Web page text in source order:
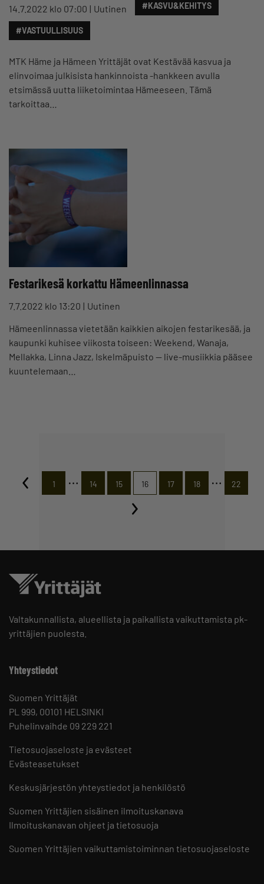
14.7.2022 klo 07:00 Uutinen #KASVU&KEHITYS
#VASTUULLISUUS
MTK Häme ja Hämeen Yrittäjät ovat Kestävää kasvua ja
elinvoimaa julkisista hankinnoista -hankkeen avulla
etsimässä uutta liiketoimintaa Hämeeseen. Tämä
tarkoittaa…
Festarikesä korkattu Hämeenlinnassa
7.7.2022 klo 13:20
Uutinen
Hämeenlinnassa vietetään kaikkien aikojen festarikesää, ja
kaupunki kuhisee viikosta toiseen: Weekend, Wanaja,
Mellakka, Linna Jazz, Iskelmäpuisto — live-musiikkia pääsee
kuuntelemaan…
1 … 14 15 16 17 18 … 22
Valtakunnallista, alueellista ja paikallista vaikuttamista pk-
yrittäjien puolesta.
Yhteystiedot
Suomen Yrittäjät
PL 999, 00101 HELSINKI
Puhelinvaihde 09 229 221
Tietosuojaseloste ja evästeet
Evästeasetukset
Keskusjärjestön yhteystiedot ja henkilöstö
Suomen Yrittäjien sisäinen ilmoituskanava
Ilmoituskanavan ohjeet ja tietosuoja
Suomen Yrittäjien vaikuttamistoiminnan tietosuojaseloste